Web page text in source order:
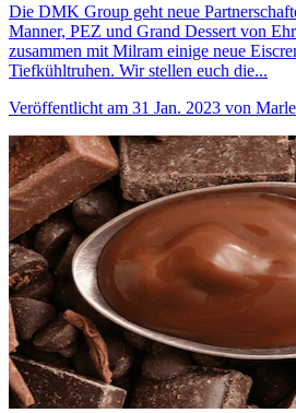
Die DMK Group geht neue
Manner, PEZ und Grand Dessert von
zusammen mit Milram einige neue
Tiefkühltruhen. Wir stellen euch die...
Veröffentlicht am 31 Jan. 2023 von